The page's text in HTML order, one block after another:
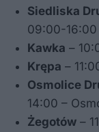
Siedliska
09:00-16:00
Kawka –
Krępa –
Osmolice
14:00 –
Żegotów –